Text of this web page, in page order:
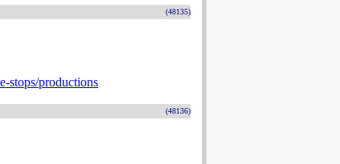
(48135)
stops/productions
(48136)